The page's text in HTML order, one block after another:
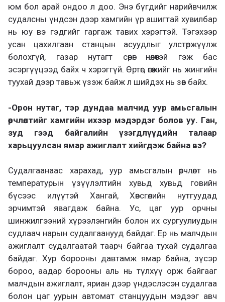
юм бол арай ондоо л доо. Энэ бүгдийг нарийвчилж
судалсны үндсэн дээр хамгийн үр ашигтай хувилбар
нь юу вэ гэдгийг гаргаж тавих хэрэгтэй. Тэгэхээр
усан цахилгаан станцын асуудлыг улстөржүүлж
болохгүй, газар нутагт сөрөг нөлөөтэй гэж бас
эсэргүүцээд байх ч хэрэггүй. Өртөг, өгөөжийг нь жингийн
туухай дээр тавьж үзэж байж л шийдэх нь зөв байх.
-Орон нутаг, тэр дундаа малчид уур амьсгалын
өөрчлөлтийг хамгийн ихээр мэдэрдэг болов уу. Ган,
зуд гээд байгалийн үзэгдлүүдийн талаар
харьцуулсан ямар ажиглалт хийгдэж байна вэ?
Судалгаанаас харахад, уур амьсгалын өөрчлөлт нь
температурын үзүүлэлтийн хувьд хувьд говийн
бүсээс илүүтэй Хангай, Хөвсгөлийн нутгуудад
эрчимтэй явагдаж байна. Ус, цаг уур орчны
шинжилгээний хүрээлэнгийн болон их сургуулиудын
судлаач нарын судалгаанууд байдаг. Ер нь малчдын
ажиглалт судалгаатай таарч байгаа тухай судалгаа
байдаг. Хур борооны давтамж ямар байна, зүсэр
бороо, аадар борооны аль нь түлхүү орж байгааг
малчдын ажиглалт, яриан дээр үндэслэсэн судалгаа
болон цаг уурын автомат станцуудын мэдээг авч